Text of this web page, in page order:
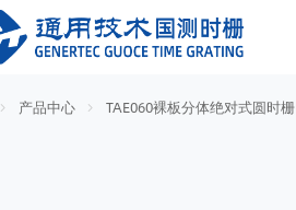
产品中心 TAE060裸板分体绝对式圆时栅